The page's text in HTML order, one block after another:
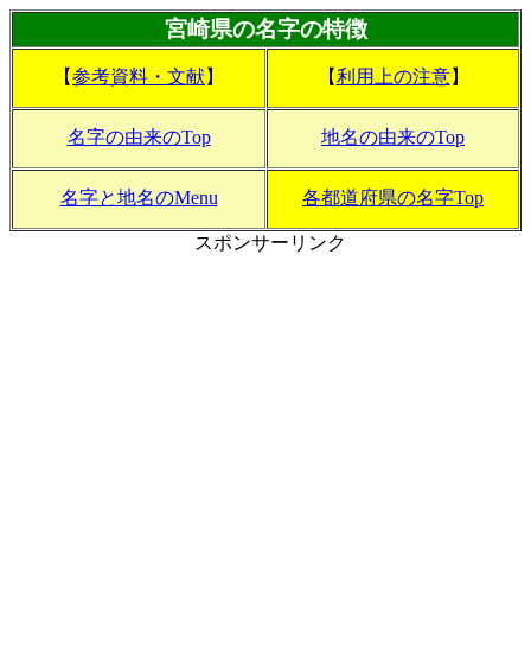
宮崎県の名字の特徴
【参考資料・文献】 【利用上の注意】
名字の由来のTop 地名の由来のTop
名字と地名のMenu 各都道府県の名字Top
スポンサーリンク